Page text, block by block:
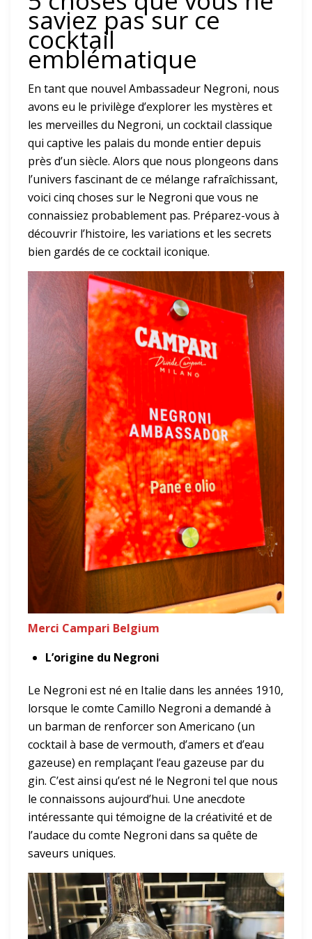
saviez pas sur ce
cocktail
emblématique
En tant que nouvel Ambassadeur Negroni, nous
avons eu le privilège d’explorer les mystères et
les merveilles du Negroni, un cocktail classique
qui captive les palais du monde entier depuis
près d’un siècle. Alors que nous plongeons dans
l’univers fascinant de ce mélange rafraîchissant,
voici cinq choses sur le Negroni que vous ne
connaissiez probablement pas. Préparez-vous à
découvrir l’histoire, les variations et les secrets
bien gardés de ce cocktail iconique.
Merci Campari Belgium
L’origine du Negroni
Le Negroni est né en Italie dans les années 1910,
lorsque le comte Camillo Negroni a demandé à
un barman de renforcer son Americano (un
cocktail à base de vermouth, d’amers et d’eau
gazeuse) en remplaçant l’eau gazeuse par du
gin. C’est ainsi qu’est né le Negroni tel que nous
le connaissons aujourd’hui. Une anecdote
intéressante qui témoigne de la créativité et de
l’audace du comte Negroni dans sa quête de
saveurs uniques.